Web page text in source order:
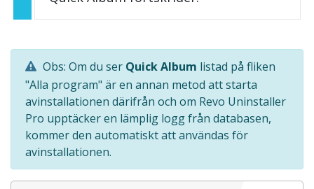
Obs: Om du ser Quick Album listad på fliken
"Alla program" är en annan metod att starta
avinstallationen därifrån och om Revo Uninstaller
Pro upptäcker en lämplig logg från databasen,
kommer den automatiskt att användas för
avinstallationen.